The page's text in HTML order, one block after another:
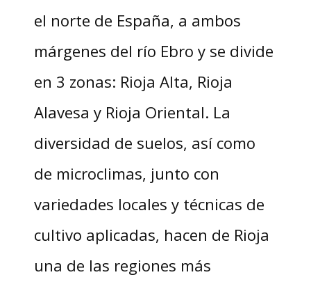
el norte de España, a ambos
márgenes del río Ebro y se divide
en 3 zonas: Rioja Alta, Rioja
Alavesa y Rioja Oriental. La
diversidad de suelos, así como
de microclimas, junto con
variedades locales y técnicas de
cultivo aplicadas, hacen de Rioja
una de las regiones más